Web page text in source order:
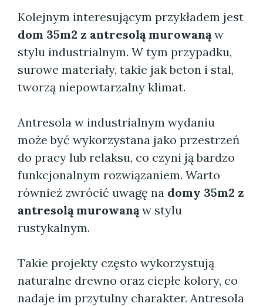
Kolejnym interesującym przykładem jest
dom 35m2 z antresolą murowanąw
stylu industrialnym. W tym przypadku,
surowe materiały, takie jak beton i stal,
tworzą niepowtarzalny klimat.
Antresola w industrialnym wydaniu
może być wykorzystana jako przestrzeń
do pracy lub relaksu, co czyni ją bardzo
funkcjonalnym rozwiązaniem. Warto
również zwrócić uwagę na domy 35m2 z
antresolą murowanąw stylu
rustykalnym.
Takie projekty często wykorzystują
naturalne drewno oraz ciepłe kolory, co
nadaje im przytulny charakter. Antresola